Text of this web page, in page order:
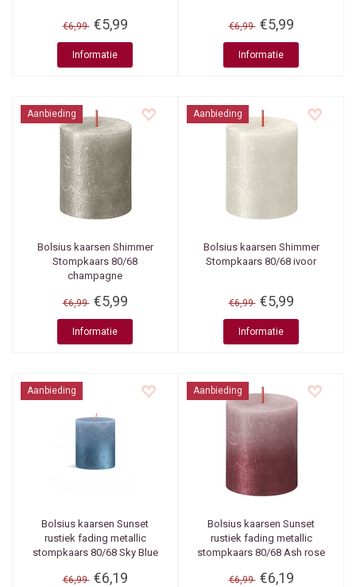
€6,99 €5,99
Informatie
€6,99 €5,99
Informatie
Aanbieding
Bolsius kaarsen Shimmer
Stompkaars 80/68
champagne
€6,99 €5,99
Informatie
Aanbieding
Bolsius kaarsen Shimmer
Stompkaars 80/68 ivoor
€6,99 €5,99
Informatie
Aanbieding
Bolsius kaarsen Sunset
rustiek fading metallic
stompkaars 80/68 Sky Blue
€6,99 €6,19
Aanbieding
Bolsius kaarsen Sunset
rustiek fading metallic
stompkaars 80/68 Ash rose
€6,99 €6,19